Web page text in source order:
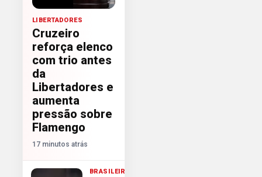
LIBERTADORES
Cruzeiro
reforça elenco
com trio antes
da
Libertadores e
aumenta
pressão sobre
Flamengo
17 minutos atrás
BRASILEIRÃO